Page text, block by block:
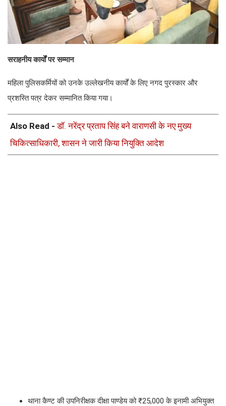
सराहनीय कार्यों पर सम्मान
महिला पुलिसकर्मियों को उनके उल्लेखनीय कार्यों के लिए नगद पुरस्कार और
प्रशस्ति पत्र देकर सम्मानित किया गया।
Also Read -डॉ. नरेंद्र प्रताप सिंह बने वाराणसी के नए मुख्य
चिकित्साधिकारी, शासन ने जारी किया नियुक्ति आदेश
थाना कैण्ट की उपनिरीक्षक दीक्षा पाण्डेय को ₹25,000 के इनामी अभियुक्त